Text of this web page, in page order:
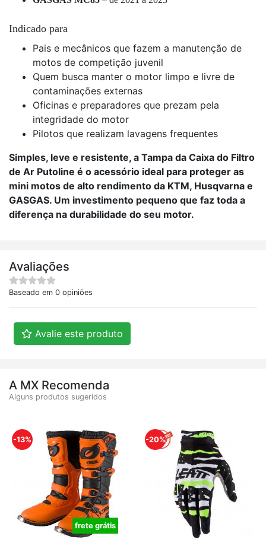
Indicado para
Pais e mecânicos que fazem a manutenção de
motos de competição juvenil
Quem busca manter o motor limpo e livre de
contaminações externas
Oficinas e preparadores que prezam pela
integridade do motor
Pilotos que realizam lavagens frequentes
Simples, leve e resistente, a Tampa da Caixa do Filtro
de Ar Putoline é o acessório ideal para proteger as
mini motos de alto rendimento da KTM, Husqvarna e
GASGAS. Um investimento pequeno que faz toda a
diferença na durabilidade do seu motor.
Avaliações
Baseado em 0 opiniões
Avalie este produto
A MX Recomenda
Alguns produtos sugeridos
-13%
frete grátis
-20%